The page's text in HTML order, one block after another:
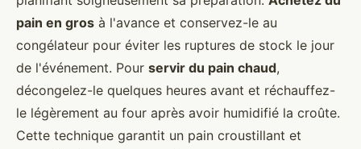
pain en gros à l'avance et conservez-le au
congélateur pour éviter les ruptures de stock le jour
de l'événement. Pour servir du pain chaud,
décongelez-le quelques heures avant et réchauffez-
le légèrement au four après avoir humidifié la croûte.
Cette technique garantit un pain croustillant et